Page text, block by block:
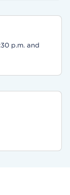
p.m. and